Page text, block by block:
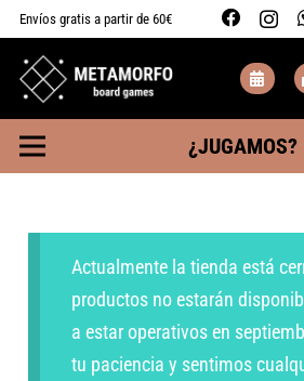
Envíos gratis a partir de 60€
¿JUGAMOS?
Actualmente la tienda está
productos no estarán
a estar operativos en
tu paciencia y sentimos